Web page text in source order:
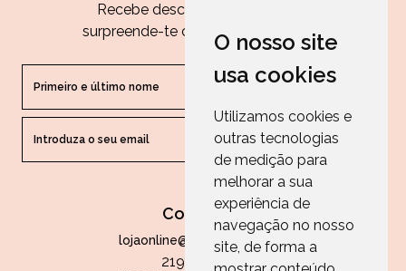
O nosso site
usa cookies
Utilizamos cookies e
outras tecnologias
de medição para
melhorar a sua
experiência de
navegação no nosso
site, de forma a
Recebe descontos exclusivos e
surpreende-te com as nossas dicas.
ENVIAR
Contactos
lojaonline@paperandarts.pt
219 862 836